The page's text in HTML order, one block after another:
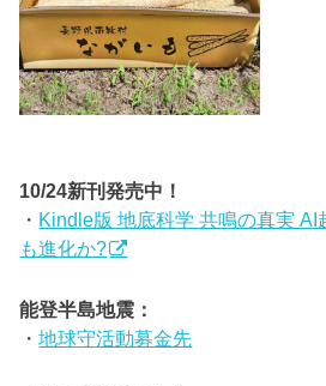
10/24新刊発売中！
・ Kindle版 地底科学 共鳴の真実 AI
も進化か?
能登半島地震：
・地球守活動募金先